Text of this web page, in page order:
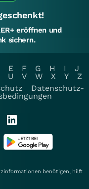
eröffnen und
sichern.
E F G H I
J
U V W X Y
Z
Datenschutz-
benötigen, hilft